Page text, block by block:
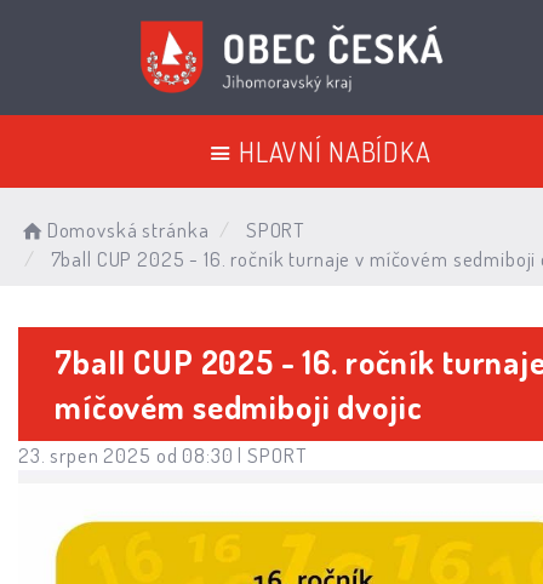
HLAVNÍ NABÍDKA
Domovská stránka
SPORT
7ball CUP 2025 - 16. ročník turnaje v míčovém sedmiboji
7ball CUP 2025 - 16. ročník
míčovém sedmiboji dvojic
23. srpen 2025 od 08:30 |SPORT